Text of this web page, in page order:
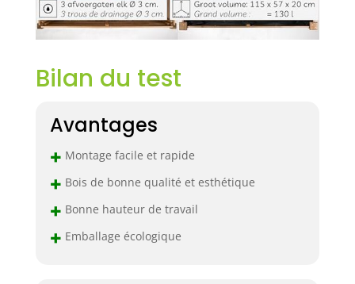
Bilan du test
Avantages
+ Montage facile et rapide
+ Bois de bonne qualité et esthétique
+ Bonne hauteur de travail
+ Emballage écologique